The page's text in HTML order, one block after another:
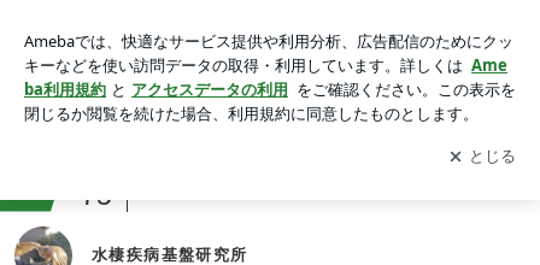
アプリをダウンロードして ブログの更新通知
を受け取りまし
ょう。
開く
75
水棲疾病基盤研究所